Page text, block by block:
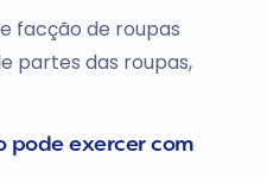
facção de roupas
partes das roupas,
pode exercer com